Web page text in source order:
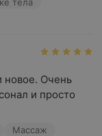
новое. Очень
и просто
Массаж